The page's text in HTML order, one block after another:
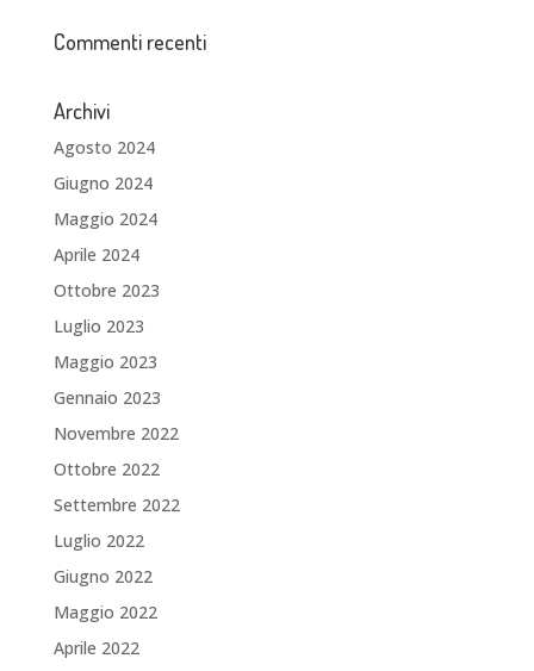
Commenti recenti
Archivi
Agosto 2024
Giugno 2024
Maggio 2024
Aprile 2024
Ottobre 2023
Luglio 2023
Maggio 2023
Gennaio 2023
Novembre 2022
Ottobre 2022
Settembre 2022
Luglio 2022
Giugno 2022
Maggio 2022
Aprile 2022